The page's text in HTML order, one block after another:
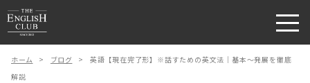
ホーム > ブログ >
英語【現在完了形】※話すための英文法｜基本〜発展を徹底
解説